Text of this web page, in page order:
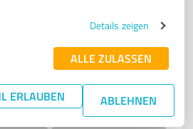
Details zeigen
ALLE ZULASSEN
ERLAUBEN ABLEHNEN
Nieden🐓
– Nachhaltiges Geflügel aus
in NRW